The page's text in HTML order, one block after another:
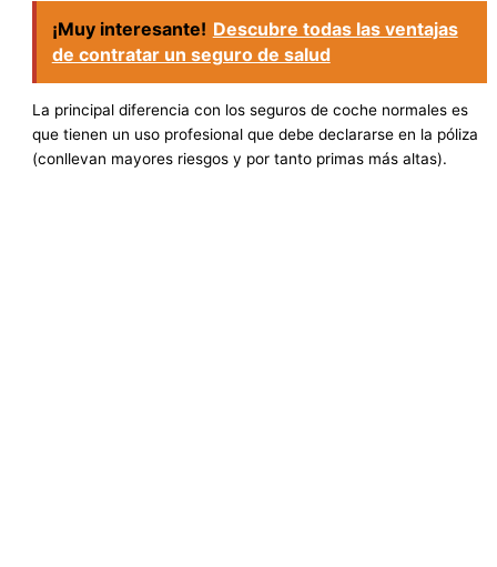
¡Muy interesante! Descubre todas las ventajas
de contratar un seguro de salud
La principal diferencia con los seguros de coche normales es
que tienen un uso profesional que debe declararse en la póliza
(conllevan mayores riesgos y por tanto primas más altas).